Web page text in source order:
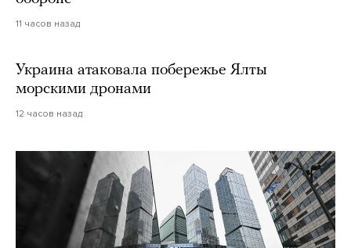
11 часов назад
Украина атаковала побережье Ялты
морскими дронами
12 часов назад